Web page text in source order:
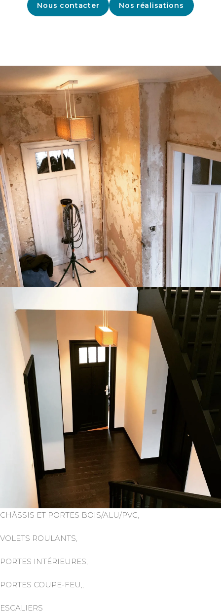
Nous contacter Nos réalisations
CHÂSSIS ET PORTES BOIS/ALU/PVC,
VOLETS ROULANTS,
PORTES INTÉRIEURES,
PORTES COUPE-FEU,,
ESCALIERS